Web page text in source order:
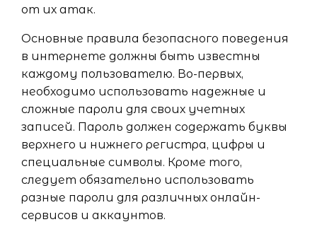
от их атак.
Основные правила безопасного поведения
в интернете должны быть известны
каждому пользователю. Во-первых,
необходимо использовать надежные и
сложные пароли для своих учетных
записей. Пароль должен содержать буквы
верхнего и нижнего регистра, цифры и
специальные символы. Кроме того,
следует обязательно использовать
разные пароли для различных онлайн-
сервисов и аккаунтов.